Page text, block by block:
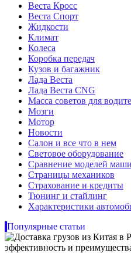
Веста Кросс
Веста Спорт
Жидкости
Климат
Колеса
Коробка передач
Кузов и багажник
Лада Веста
Лада Веста CNG
Масса советов для
Мозги
Мотор
Новости
Салон и все что в нем
Световое оборудование
Сравнение моделей
Страницы механиков
Страхование и кредиты
Тюнинг и стайлинг
Характеристики
Популярные статьи